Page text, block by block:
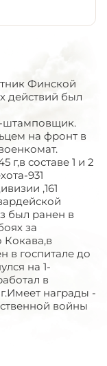
Финской
действий был
на фронт в
г,в составе 1 и 2
931
,161
был ранен в
за
Кокава,в
в госпитале до
на 1-
в
награды -
войны